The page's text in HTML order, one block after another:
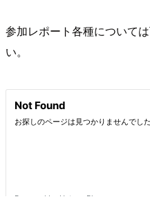
参加レポート各種について
い。